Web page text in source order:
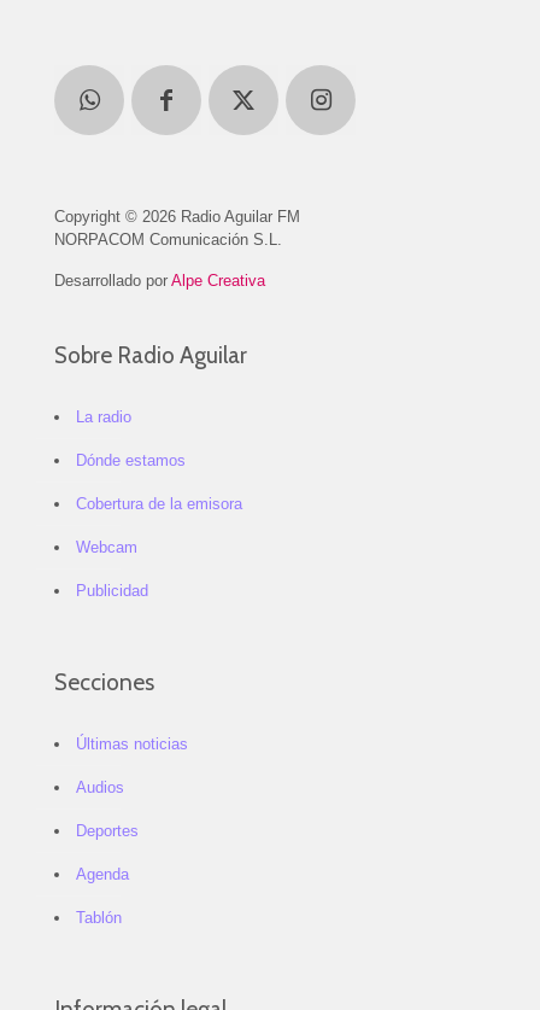
Copyright © 2026 Radio Aguilar FM
NORPACOM Comunicación S.L.
Desarrollado por Alpe Creativa
Sobre Radio Aguilar
La radio
Dónde estamos
Cobertura de la emisora
Webcam
Publicidad
Secciones
Últimas noticias
Audios
Deportes
Agenda
Tablón